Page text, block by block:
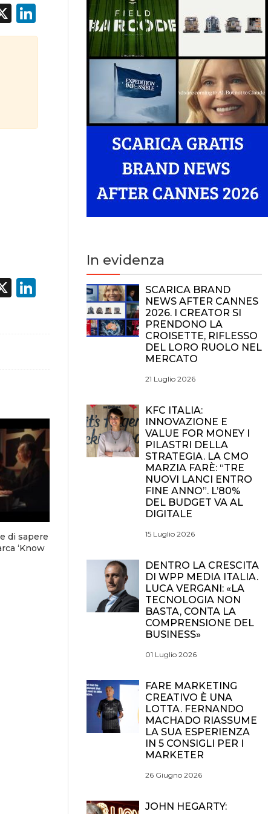
X LinkedIn
X LinkedIn
di sapere
‘Know
In evidenza
SCARICA BRAND
NEWS AFTER CANNES
2026. I CREATOR SI
PRENDONO LA
CROISETTE, RIFLESSO
DEL LORO RUOLO NEL
MERCATO
21 Luglio 2026
KFC ITALIA:
INNOVAZIONE E
VALUE FOR MONEY I
PILASTRI DELLA
STRATEGIA. LA CMO
MARZIA FARÈ: “TRE
NUOVI LANCI ENTRO
FINE ANNO”. L’80%
DEL BUDGET VA AL
DIGITALE
15 Luglio 2026
DENTRO LA CRESCITA
DI WPP MEDIA ITALIA.
LUCA VERGANI: «LA
TECNOLOGIA NON
BASTA, CONTA LA
COMPRENSIONE DEL
BUSINESS»
01 Luglio 2026
FARE MARKETING
CREATIVO È UNA
LOTTA. FERNANDO
MACHADO RIASSUME
LA SUA ESPERIENZA
IN 5 CONSIGLI PER I
MARKETER
26 Giugno 2026
JOHN HEGARTY: